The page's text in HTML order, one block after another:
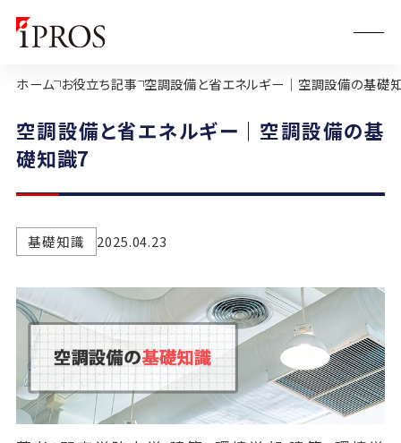
ホーム お役立ち記事 空調設備と省エネルギー｜空調設備の基礎
空調設備と省エネルギー｜空調設備の基
礎知識7
基礎知識 2025.04.23